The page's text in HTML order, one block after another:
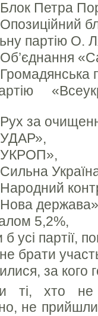
Петра
партію О.
за
5,2%,
усі партії,
брати
за кого
ті, хто не
не